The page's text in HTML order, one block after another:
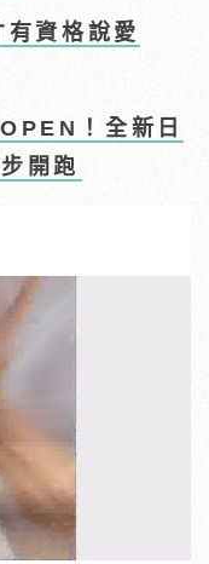
資格說愛
！全新日
開跑